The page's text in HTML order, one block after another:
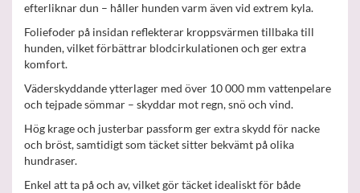
efterliknar dun – håller hunden varm även vid extrem kyla.
Foliefoder på insidan reflekterar kroppsvärmen tillbaka till
hunden, vilket förbättrar blodcirkulationen och ger extra
komfort.
Väderskyddande ytterlager med över 10 000 mm vattenpelare
och tejpade sömmar – skyddar mot regn, snö och vind.
Hög krage och justerbar passform ger extra skydd för nacke
och bröst, samtidigt som täcket sitter bekvämt på olika
hundraser.
Enkel att ta på och av, vilket gör täcket idealiskt för både